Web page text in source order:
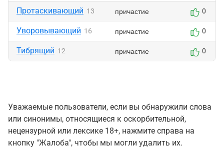
Протаскивающий 13 причастие 0
Уворовывающий 16 причастие 0
Тибрящий 12 причастие 0
Уважаемые пользователи, если вы обнаружили слова
или синонимы, относящиеся к оскорбительной,
нецензурной или лексике 18+, нажмите справа на
кнопку "Жалоба", чтобы мы могли удалить их.